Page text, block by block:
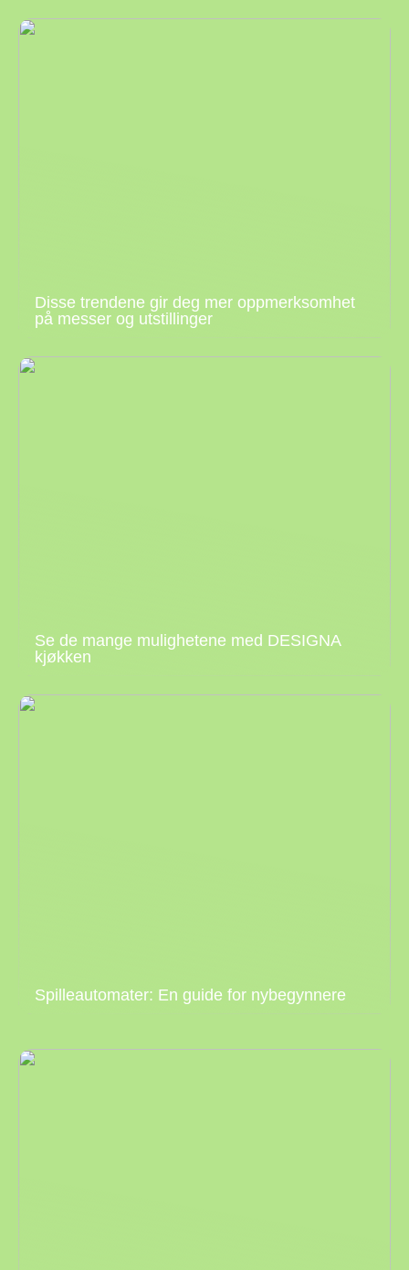
Disse trendene gir deg mer oppmerksomhet
på messer og utstillinger
Se de mange mulighetene med DESIGNA
kjøkken
Spilleautomater: En guide for nybegynnere